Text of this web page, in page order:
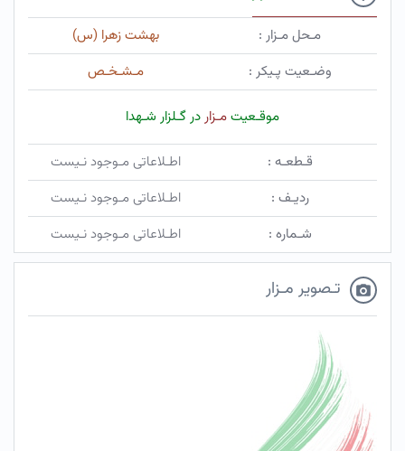
مـحل مـزار :
بهشت زهرا (س)
وضـعیت پـیکر :
مـشـخـص
موقـعیتمـزاردر گـلزار شـهدا
قـطعـه :
اطـلاعاتی مـوجود نـیست
ردیـف :
اطـلاعاتی مـوجود نـیست
شـماره :
اطـلاعاتی مـوجود نـیست
تـصویر مـزار